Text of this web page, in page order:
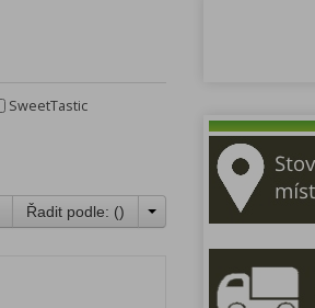
SweetTastic
Řadit podle: ()